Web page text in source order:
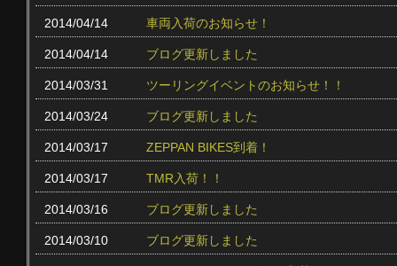
2014/04/14 車両入荷のお知らせ！
2014/04/14 ブログ更新しました
2014/03/31 ツーリングイベントのお知らせ！！
2014/03/24 ブログ更新しました
2014/03/17 ZEPPAN BIKES到着！
2014/03/17 TMR入荷！！
2014/03/16 ブログ更新しました
2014/03/10 ブログ更新しました